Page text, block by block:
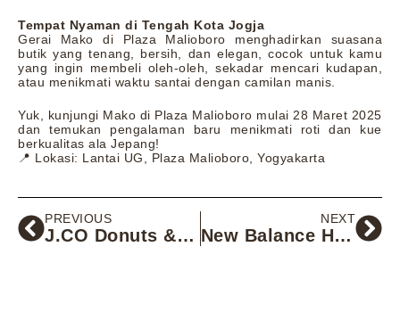
Tempat Nyaman di Tengah Kota Jogja
Gerai Mako di Plaza Malioboro menghadirkan suasana
butik yang tenang, bersih, dan elegan, cocok untuk kamu
yang ingin membeli oleh-oleh, sekadar mencari kudapan,
atau menikmati waktu santai dengan camilan manis.
Yuk, kunjungi Mako di Plaza Malioboro mulai 28 Maret 2025
dan temukan pengalaman baru menikmati roti dan kue
berkualitas ala Jepang!
📍 Lokasi: Lantai UG, Plaza Malioboro, Yogyakarta
PREVIOUS
J.CO Donuts & Coffee Hadir di Plaza Malioboro – Lebih dari Sekadar Donat Bersiaplah, Plaza Malioboro semakin manis!
NEXT
New Balance Hadir di Plaza Malioboro: Lebih dari Sekadar Brand, Ini Gaya Hidup